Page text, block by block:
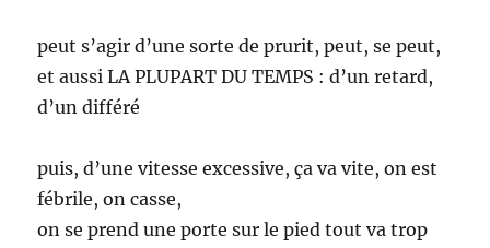
peut s’agir d’une sorte de prurit, peut, se peut,
et aussi LA PLUPART DU TEMPS : d’un retard,
d’un différé
puis, d’une vitesse excessive, ça va vite, on est
fébrile, on casse,
on se prend une porte sur le pied tout va trop